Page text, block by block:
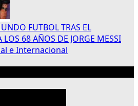
FUTBOL TRAS EL
LOS 68 AÑOS DE JORGE MESSI
e Internacional